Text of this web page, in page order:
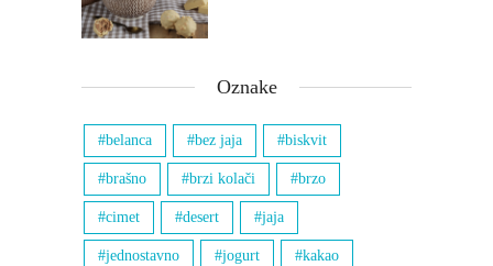
Oznake
belanca bez jaja biskvit
brašno brzi kolači brzo
cimet desert jaja
jednostavno jogurt kakao